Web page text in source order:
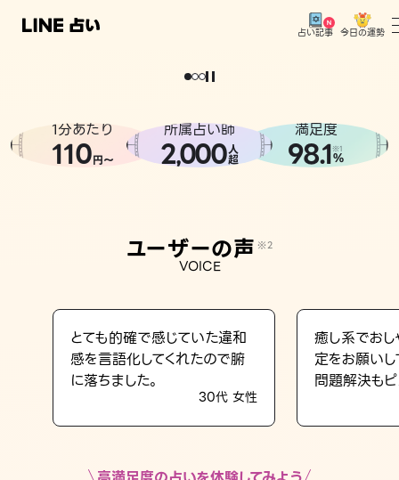
占い記事 今日の運勢
相談事例
LINE占いを開く
※LINEアプリ内のサービスページへ遷移します
どうせなら
。
1分あたり
110円〜
所属占い師
2,000人
超
満足度
98.1※1
%
ユーザーの声 ※2
VOICE
とても的確で感じていた違和
感を言語化してくれたので腑
に落ちました。
30代 女性
癒し系でおし
定をお願い
問題解決もピ